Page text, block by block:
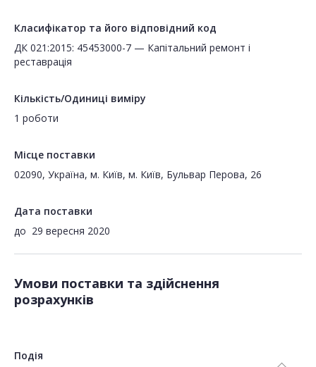
Класифікатор та його відповідний код
ДК 021:2015: 45453000-7 — Капітальний ремонт і
реставрація
Кількість/Одиниці виміру
1 роботи
Місце поставки
02090, Україна, м. Київ, м. Київ, Бульвар Перова, 26
Дата поставки
до 29 вересня 2020
Умови поставки та здійснення
розрахунків
Подія